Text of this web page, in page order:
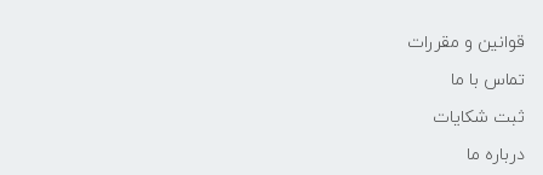
قوانین و مقررات
تماس با ما
ثبت شکایات
درباره ما